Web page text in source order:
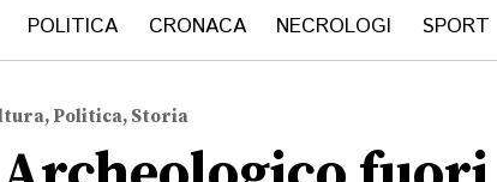
POLITICA CRONACA NECROLOGI SPORT
Politica, Storia